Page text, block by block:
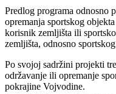
Predlog programa odnosno
opremanja sportskog
korisnik zemljišta ili
zemljišta, odnosno
Po svojoj sadržini projekti
održavanje ili opremanje
pokrajine Vojvodine.